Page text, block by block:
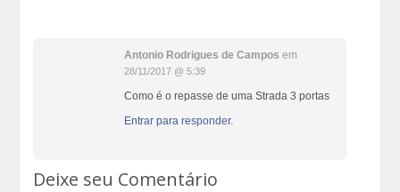
Antonio Rodrigues de Campos em
28/11/2017 @ 5:39
Como é o repasse de uma Strada 3 portas
Entrar para responder.
Deixe seu Comentário